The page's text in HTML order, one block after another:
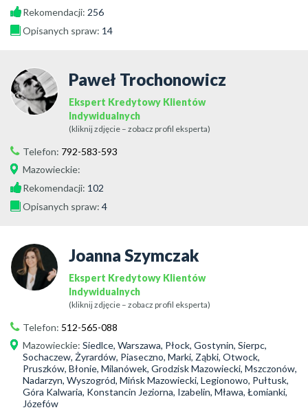
Rekomendacji: 256
Opisanych spraw: 14
Paweł Trochonowicz
Ekspert Kredytowy Klientów
Indywidualnych
(kliknij zdjęcie – zobacz profil eksperta)
Telefon: 792-583-593
Mazowieckie:
Rekomendacji: 102
Opisanych spraw: 4
Joanna Szymczak
Ekspert Kredytowy Klientów
Indywidualnych
(kliknij zdjęcie – zobacz profil eksperta)
Telefon: 512-565-088
Mazowieckie: Siedlce, Warszawa, Płock, Gostynin, Sierpc,
Sochaczew, Żyrardów, Piaseczno, Marki, Ząbki, Otwock,
Pruszków, Błonie, Milanówek, Grodzisk Mazowiecki, Mszczonów,
Nadarzyn, Wyszogród, Mińsk Mazowiecki, Legionowo, Pułtusk,
Góra Kalwaria, Konstancin Jeziorna, Izabelin, Mława, Łomianki,
Józefów